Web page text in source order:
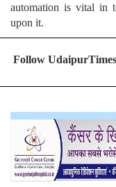
automation is vital in
upon it.
Follow